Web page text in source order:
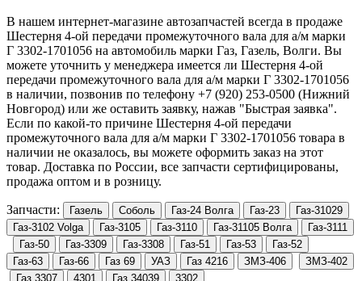
В нашем интернет-магазине автозапчастей всегда в продаже
Шестерня 4-ой передачи промежуточного вала для а/м марки
Г 3302-1701056 на автомобиль марки Газ, Газель, Волги. Вы
можете уточнить у менеджера имеется ли Шестерня 4-ой
передачи промежуточного вала для а/м марки Г 3302-1701056
в наличии, позвонив по телефону +7 (920) 253-0500 (Нижний
Новгород) или же оставить заявку, нажав "Быстрая заявка".
Если по какой-то причине Шестерня 4-ой передачи
промежуточного вала для а/м марки Г 3302-1701056 товара в
наличии не оказалось, вы можете оформить заказ на этот
товар. Доставка по России, все запчасти сертифицированы,
продажа оптом и в розницу.
Запчасти: